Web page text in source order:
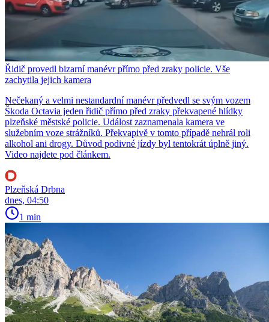
Řidič provedl bizarní manévr přímo před zraky policie. Vše
zachytila jejich kamera
Nečekaný a velmi nestandardní manévr předvedl se svým vozem
Škoda Octavia jeden řidič přímo před zraky překvapené hlídky
plzeňské městské policie. Událost zaznamenala kamera ve
služebním voze strážníků. Překvapivě v tomto případě nehrál roli
alkohol ani drogy. Důvod podivné jízdy byl tentokrát úplně jiný.
Video najdete pod článkem.
Plzeňská Drbna
dnes, 04:50
1 min